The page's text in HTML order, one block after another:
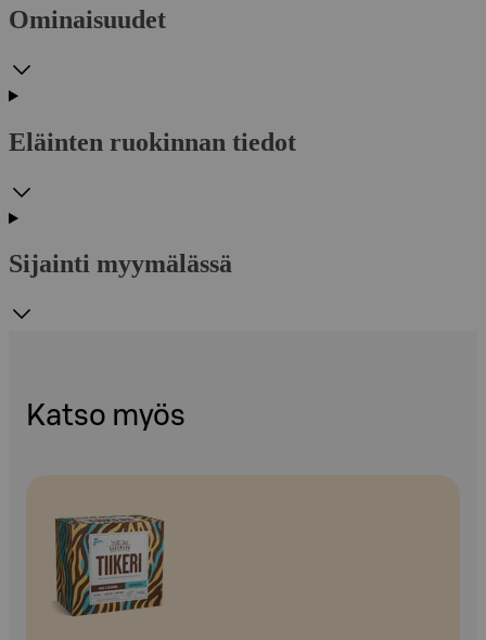
Ominaisuudet
Eläinten ruokinnan tiedot
Sijainti myymälässä
Katso myös